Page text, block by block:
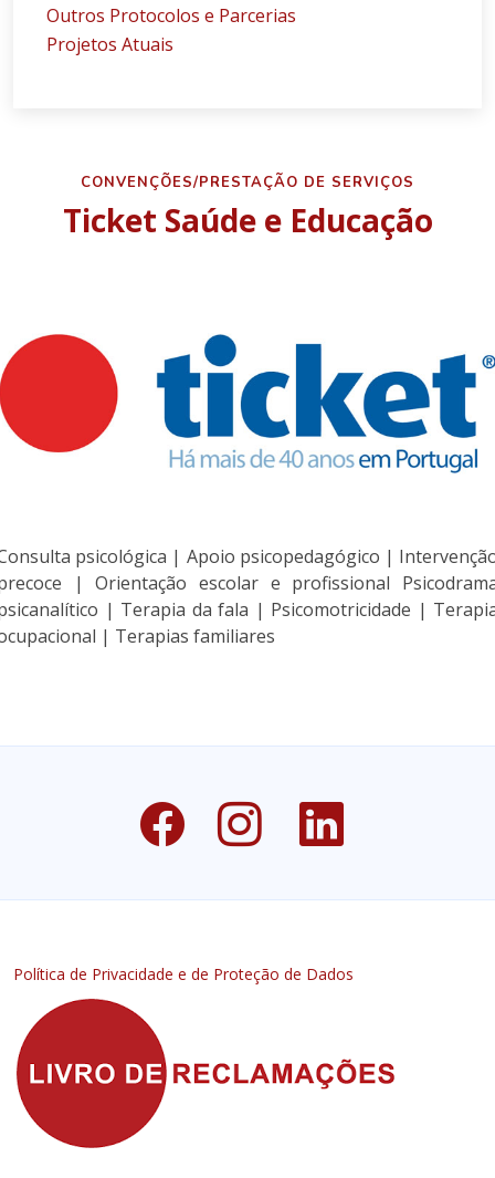
Outros Protocolos e Parcerias
Projetos Atuais
CONVENÇÕES/PRESTAÇÃO DE SERVIÇOS
Ticket Saúde e Educação
psicológica | Apoio psicopedagógico |
| Orientação escolar e profissional
| Terapia da fala | Psicomotricidade |
| Terapias familiares
Política de Privacidade e de Proteção de Dados